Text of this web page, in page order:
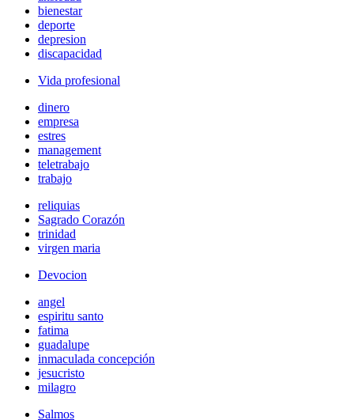
bienestar
deporte
depresion
discapacidad
Vida profesional
dinero
empresa
estres
management
teletrabajo
trabajo
reliquias
Sagrado Corazón
trinidad
virgen maria
Devocion
angel
espiritu santo
fatima
guadalupe
inmaculada concepción
jesucristo
milagro
Salmos